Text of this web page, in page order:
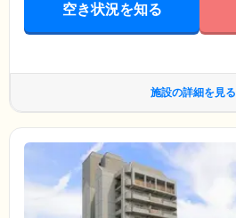
空き状況を知る
施設の詳細を見る